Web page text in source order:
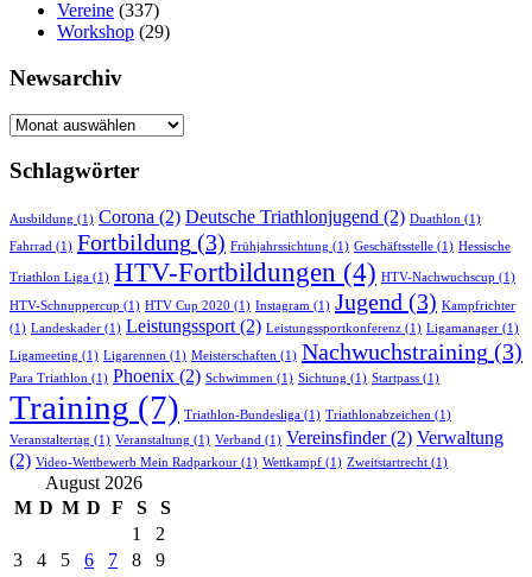
Vereine (337)
Workshop (29)
Newsarchiv
Newsarchiv
Schlagwörter
Ausbildung (1) Corona (2) Deutsche Triathlonjugend (2) Duathlon (1)
Fahrrad (1) Fortbildung (3) Frühjahrssichtung (1) Geschäftsstelle (1) Hessische
Triathlon Liga (1) HTV-Fortbildungen (4) HTV-Nachwuchscup (1)
HTV-Schnuppercup (1) HTV Cup 2020 (1) Instagram (1) Jugend (3) Kampfrichter
(1) Landeskader (1) Leistungssport(2) Leistungssportkonferenz (1) Ligamanager (1)
Ligameeting (1) Ligarennen (1) Meisterschaften (1) Nachwuchstraining (3)
Para Triathlon (1) Phoenix (2) Schwimmen (1) Sichtung (1) Startpass (1)
Training (7) Triathlon-Bundesliga (1) Triathlonabzeichen (1)
Veranstaltertag (1) Veranstaltung (1) Verband (1) Vereinsfinder(2) Verwaltung
(2) Video-Wettbewerb Mein Radparkour (1) Wettkampf (1) Zweitstartrecht (1)
August 2026
M D M D F S
S
1
2
3
4 5 6 7 8
9